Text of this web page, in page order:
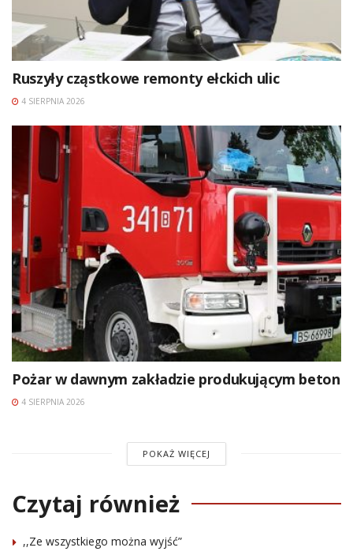
Ruszyły cząstkowe remonty ełckich ulic
4 SIERPNIA 2026
Pożar w dawnym zakładzie produkującym beton
4 SIERPNIA 2026
POKAŻ WIĘCEJ
Czytaj również
,,Ze wszystkiego można wyjść”